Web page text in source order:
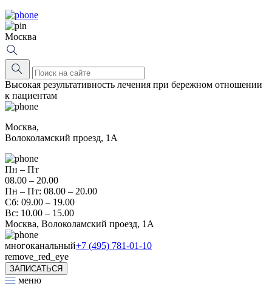
Москва
Высокая результативность лечения при бережном отношении
к пациентам
Москва,
Волоколамский проезд, 1А
Пн – Пт
08.00 – 20.00
Пн – Пт: 08.00 – 20.00
Сб: 09.00 – 19.00
Вс: 10.00 – 15.00
Москва, Волоколамский проезд, 1А
многоканальный+7 (495) 781-01-10
remove_red_eye
ЗАПИСАТЬСЯ
меню